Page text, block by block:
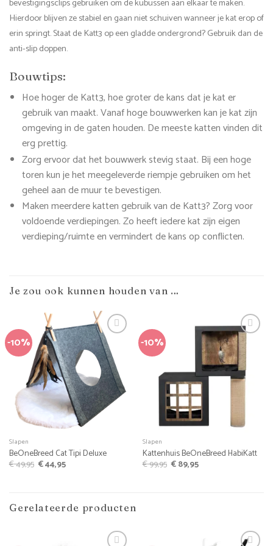
bevestigingsclips gebruiken om de kubussen aan elkaar te maken.
Hierdoor blijven ze stabiel en gaan niet schuiven wanneer je kat erop of
erin springt. Staat de Katt3 op een gladde ondergrond? Gebruik dan de
anti-slip doppen.
Bouwtips:
Hoe hoger de Katt3, hoe groter de kans dat je kat er
gebruik van maakt. Vanaf hoge bouwwerken kan je kat zijn
omgeving in de gaten houden. De meeste katten vinden dit
erg prettig.
Zorg ervoor dat het bouwwerk stevig staat. Bij een hoge
toren kun je het meegeleverde riempje gebruiken om het
geheel aan de muur te bevestigen.
Maken meerdere katten gebruik van de Katt3? Zorg voor
voldoende verdiepingen. Zo heeft iedere kat zijn eigen
verdieping/ruimte en vermindert de kans op conflicten.
Je zou ook kunnen houden van …
-10%
Slapen
BeOneBreed Cat Tipi Deluxe
€49,95 Oorspronkelijke
prijs
€44,95Huidige
prijs
-10%
Slapen
Kattenhuis BeOneBreed HabiKatt
€99,95 Oorspronkelijke
prijs
€89,95Huidige
prijs
Gerelateerde producten